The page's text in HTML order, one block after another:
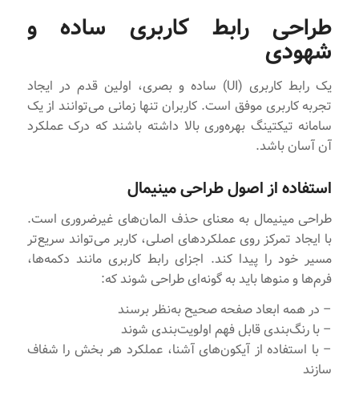
طراحی رابط کاربری ساده و
شهودی
یک رابط کاربری (UI) ساده و بصری، اولین قدم در ایجاد
تجربه کاربری موفق است. کاربران تنها زمانی می‌توانند از یک
سامانه تیکتینگ بهره‌وری بالا داشته باشند که درک عملکرد
آن آسان باشد.
استفاده از اصول طراحی مینیمال
طراحی مینیمال به معنای حذف المان‌های غیرضروری است.
با ایجاد تمرکز روی عملکردهای اصلی، کاربر می‌تواند سریع‌تر
مسیر خود را پیدا کند. اجزای رابط کاربری مانند دکمه‌ها،
فرم‌ها و منوها باید به گونه‌ای طراحی شوند که:
– در همه ابعاد صفحه صحیح به‌نظر برسند
– با رنگ‌بندی قابل فهم اولویت‌بندی شوند
– با استفاده از آیکون‌های آشنا، عملکرد هر بخش را شفاف
سازند